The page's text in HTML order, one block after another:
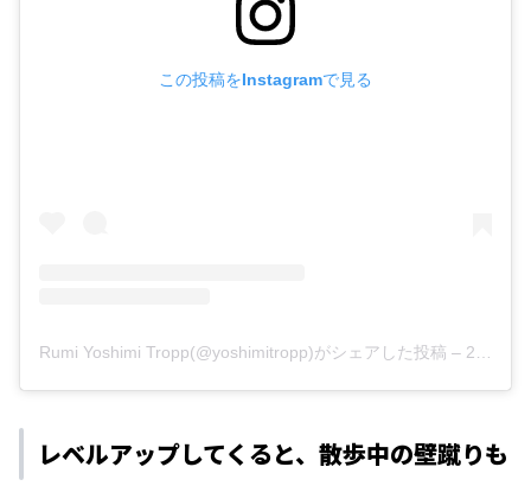
この投稿をInstagramで見る
Rumi Yoshimi Tropp(@yoshimitropp)がシェアした投稿 – 2018年 5月月10日午後10時02分PDT
レベルアップしてくると、散歩中の壁蹴りも